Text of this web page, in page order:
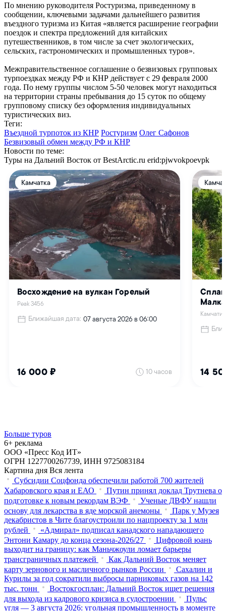
По мнению руководителя Ростуризма, приведенному в
сообщении, ключевыми задачами дальнейшего развития
въездного туризма из Китая «является расширение географии
поездок и спектра предложений для китайских
путешественников, в том числе за счет экологических,
сельских, гастрономических и промышленных туров».
Межправительственное соглашение о безвизовых групповых
турпоездках между РФ и КНР действует с 29 февраля 2000
года. По нему группы числом 5-50 человек могут находиться
на территории страны пребывания до 15 суток по общему
групповому списку без оформления индивидуальных
туристических виз.
Теги:
Въездной турпоток из КНР Ростуризм Олег Сафонов
Безвизовый обмен между РФ и КНР
Новости по теме:
Туры на Дальний Восток от BestArctic.ru erid:pjwvokpoevpk
Больше туров
6+ реклама
ООО «Пресс Код ИТ»
ОГРН 1227700267739, ИНН 9725083184
Картина дня Вся лента
Субсидии Соцфонда обеспечили работой 700 жителей
Хабаровского края и ЕАО
Путин принял доклад Трутнева о
подготовке к новым рекордам ВЭФ
Ученые ДВФУ нашли
основу для лекарства в яде морской анемоны
Парк у Музея
декабристов в Чите благоустроили по нацпроекту за 1 млн
рублей
«Адмирал» подписал канадского нападающего
Энтони Камару до конца сезона-2026/27
Цифровой юань
выходит на границу: как Маньчжоули ломает барьеры
трансграничных платежей
Как Дальний Восток меняет
карту зернового и масличного рынков России
Сахалин и
Курилы за год сократили выбросы парниковых газов на 142
тыс. тонн
Востокгосплан: Дальний Восток ищет решения
для выхода из кадрового кризиса в судостроении
Пульс
угля — 3 августа 2026: угольная промышленность в моменте